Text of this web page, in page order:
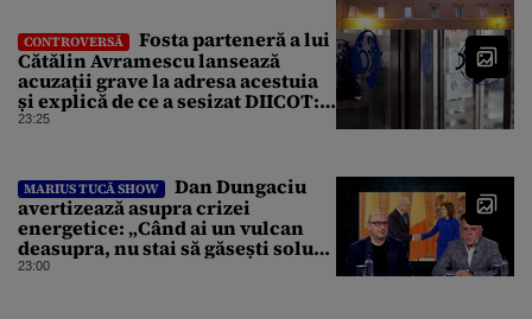
CONTROVERSĂ
Fosta parteneră a lui
Cătălin Avramescu lansează
acuzații grave la adresa acestuia
și explică de ce a sesizat DIICOT:
„Făcea baie complet dezbrăcat cu
23:25
MARIUS TUCĂ SHOW
Dan Dungaciu
avertizează asupra crizei
energetice: „Când ai un vulcan
deasupra, nu stai să găsești soluții
cu leucoplast”
23:00